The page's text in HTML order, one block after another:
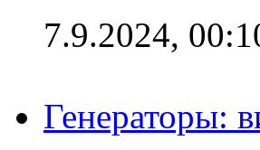
7.9.2024,
Генераторы: